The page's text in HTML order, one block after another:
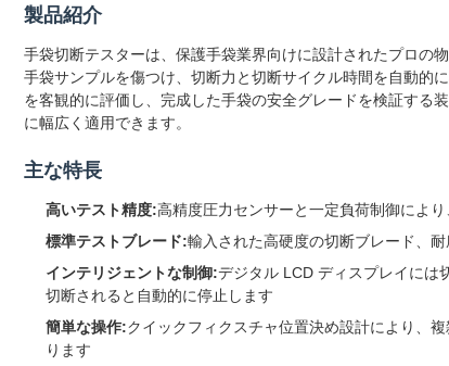
製品紹介
手袋切断テスターは、保護手袋業界向けに設計されたプロの
手袋サンプルを傷つけ、切断力と切断サイクル時間を自動的
を客観的に評価し、完成した手袋の安全グレードを検証する
に幅広く適用できます。
主な特長
高いテスト精度:高精度圧力センサーと一定負荷制御によ
標準テストブレード:輸入された高硬度の切断ブレード、
インテリジェントな制御:デジタル LCD ディスプレイには
切断されると自動的に停止します
簡単な操作:クイックフィクスチャ位置決め設計により、
ります